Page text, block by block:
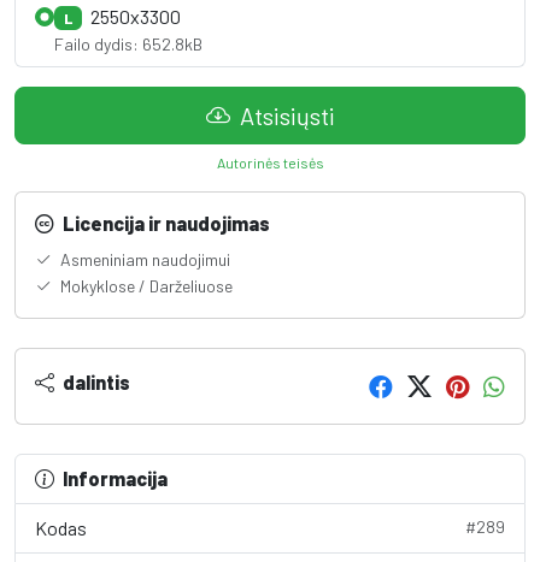
L 2550x3300
Failo dydis: 652.8kB
Atsisiųsti
Autorinės teisės
Licencija ir naudojimas
Asmeniniam naudojimui
Mokyklose / Darželiuose
dalintis
Informacija
Kodas #289